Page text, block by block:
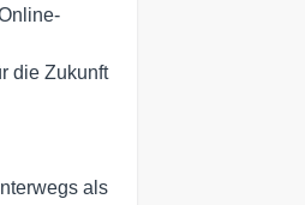
die Zukunft
als